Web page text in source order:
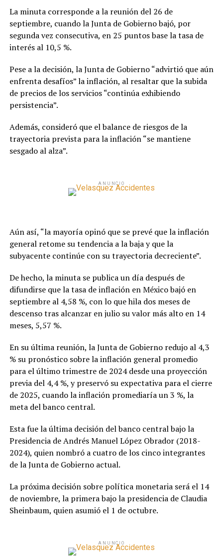
La minuta corresponde a la reunión del 26 de
septiembre, cuando la Junta de Gobierno bajó, por
segunda vez consecutiva, en 25 puntos base la tasa de
interés al 10,5 %.
Pese a la decisión, la Junta de Gobierno “advirtió que aún
enfrenta desafíos” la inflación, al resaltar que la subida
de precios de los servicios “continúa exhibiendo
persistencia”.
Además, consideró que el balance de riesgos de la
trayectoria prevista para la inflación “se mantiene
sesgado al alza”.
ANUNCIO
Aún así, “la mayoría opinó que se prevé que la inflación
general retome su tendencia a la baja y que la
subyacente continúe con su trayectoria decreciente”.
De hecho, la minuta se publica un día después de
difundirse que la tasa de inflación en México bajó en
septiembre al 4,58 %, con lo que hila dos meses de
descenso tras alcanzar en julio su valor más alto en 14
meses, 5,57 %.
En su última reunión, la Junta de Gobierno redujo al 4,3
% su pronóstico sobre la inflación general promedio
para el último trimestre de 2024 desde una proyección
previa del 4,4 %, y preservó su expectativa para el cierre
de 2025, cuando la inflación promediaría un 3 %, la
meta del banco central.
Esta fue la última decisión del banco central bajo la
Presidencia de Andrés Manuel López Obrador (2018-
2024), quien nombró a cuatro de los cinco integrantes
de la Junta de Gobierno actual.
La próxima decisión sobre política monetaria será el 14
de noviembre, la primera bajo la presidencia de Claudia
Sheinbaum, quien asumió el 1 de octubre.
ANUNCIO